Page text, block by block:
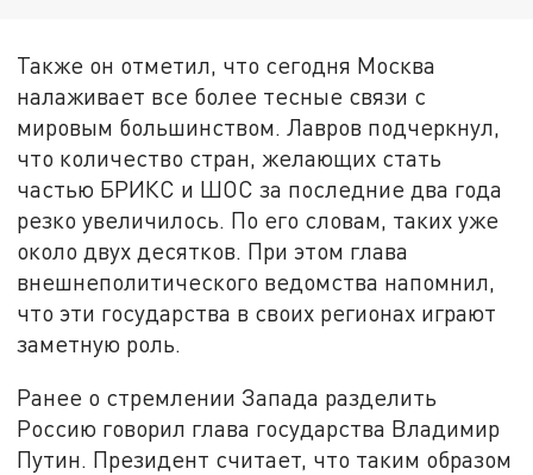
Также он отметил, что сегодня Москва
налаживает все более тесные связи с
мировым большинством. Лавров подчеркнул,
что количество стран, желающих стать
частью БРИКС и ШОС за последние два года
резко увеличилось. По его словам, таких уже
около двух десятков. При этом глава
внешнеполитического ведомства напомнил,
что эти государства в своих регионах играют
заметную роль.
Ранее о стремлении Запада разделить
Россию говорил глава государства Владимир
Путин. Президент считает, что таким образом